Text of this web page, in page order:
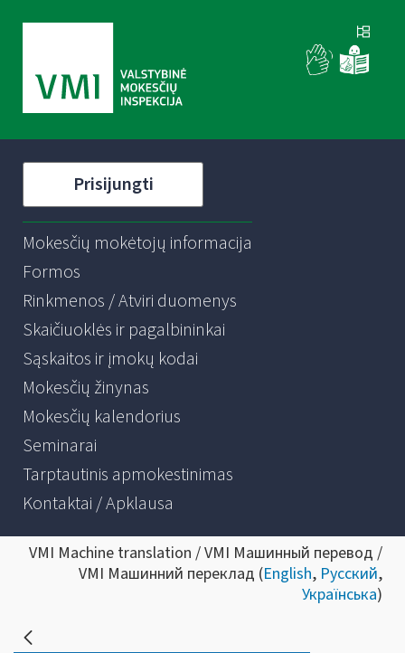
Prisijungti
Mokesčių mokėtojų informacija
Formos
Rinkmenos / Atviri duomenys
Skaičiuoklės ir pagalbininkai
Sąskaitos ir įmokų kodai
Mokesčių žinynas
Mokesčių kalendorius
Seminarai
Tarptautinis apmokestinimas
Kontaktai / Apklausa
VMI Machine translation / VMI Машинный перевод /
VMI Машинний переклад (English, Русский,
Українська)